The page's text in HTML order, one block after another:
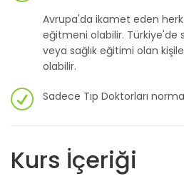
Avrupa'da ikamet eden
eğitmeni olabilir. Türkiye'de
veya sağlık eğitimi olan
olabilir.
Sadece Tıp Doktorları
Kurs İçeriği